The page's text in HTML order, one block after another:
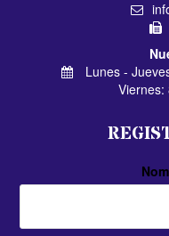
Lunes -
Viernes: